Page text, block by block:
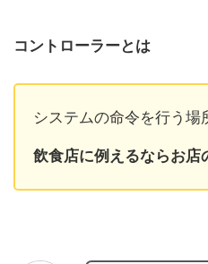
コントローラーとは
システムの命令を行う場
飲食店に例えるならお店